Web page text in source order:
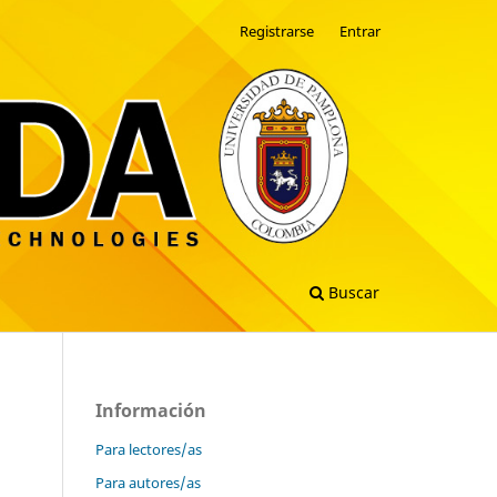
Buscar
Registrarse Entrar
Información
Para lectores/as
Para autores/as